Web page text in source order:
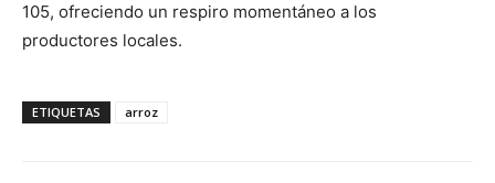
105, ofreciendo un respiro momentáneo a los
productores locales.
ETIQUETAS arroz